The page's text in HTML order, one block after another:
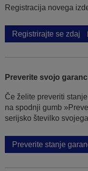
Registracija novega
Registrirajte se zdaj
Preverite svojo
Če želite preveriti
na spodnji gumb
serijsko številko
Preverite stanje